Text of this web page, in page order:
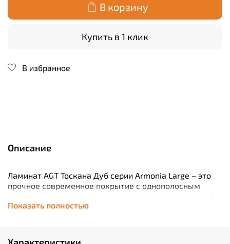
В корзину
Купить в 1 клик
В избранное
Описание
Ламинат AGT Тоскана Дуб серии Armonia Large – это
прочное современное покрытие с однополосным
декоративным рисунком и текстурой, имитирующей
волокна натуральной древесины дуба. Он
Отделочный материал применяется в жилых и
Показать полностью